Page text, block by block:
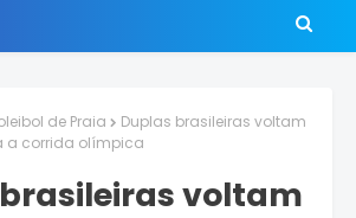
de Praia
Duplas brasileiras voltam
a corrida olímpica
voltam